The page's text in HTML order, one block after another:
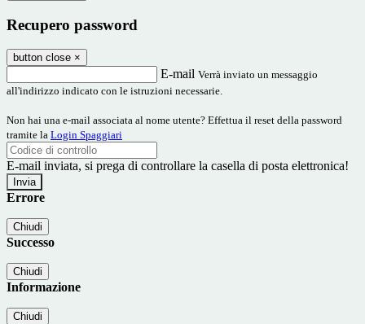
Recupero password
button close ×
E-mail Verrà inviato un messaggio
all'indirizzo indicato con le istruzioni necessarie.
Non hai una e-mail associata al nome utente? Effettua il reset della password
tramite la Login Spaggiari
E-mail inviata, si prega di controllare la casella di posta elettronica!
Errore
Chiudi
Successo
Chiudi
Informazione
Chiudi